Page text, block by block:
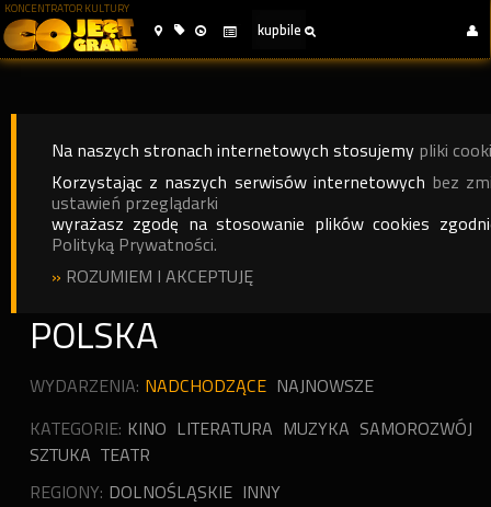
KONCENTRATOR KULTURY
Na naszych stronach internetowych stosujemy pliki
Korzystając z naszych serwisów internetowych bez
ustawień przeglądarki
wyrażasz zgodę na stosowanie plików cookies
Polityką Prywatności.
» ROZUMIEM I AKCEPTUJĘ
POLSKA
WYDARZENIA: NADCHODZĄCE NAJNOWSZE
KATEGORIE: KINO LITERATURA MUZYKA SAMOROZWÓJ
SZTUKA TEATR
REGIONY: DOLNOŚLĄSKIE INNY